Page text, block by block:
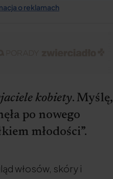
o reklamach
kobiety. Myślę,
po nowego
młodości”.
włosów, skóry i